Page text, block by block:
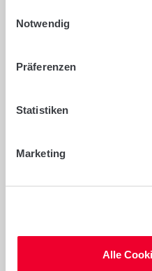
Notwendig
Präferenzen
Statistiken
Marketing
Alle
Wenn Sie weitere
Unternehmen|